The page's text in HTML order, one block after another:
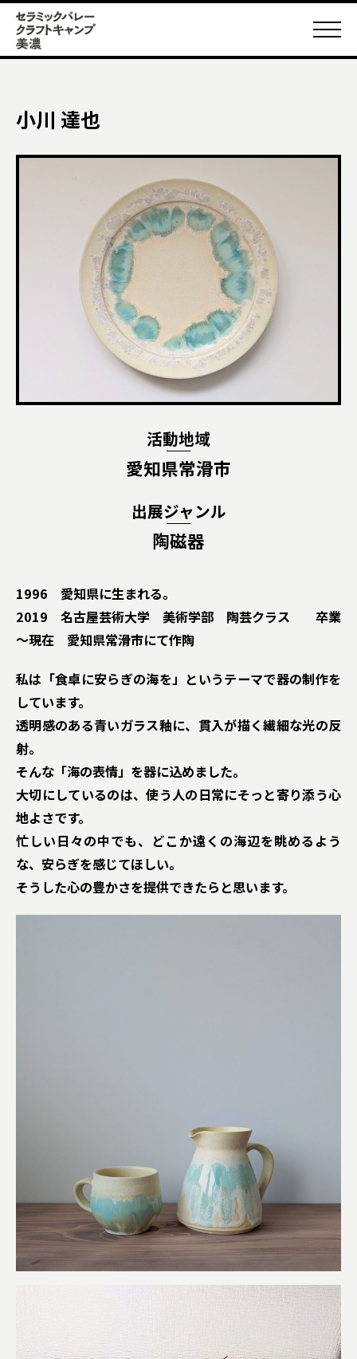
小川 達也
活動地域
愛知県常滑市
出展ジャンル
陶磁器
1996 愛知県に生まれる。
2019 名古屋芸術大学 美術学部 陶芸クラス 卒業
～現在 愛知県常滑市にて作陶
私は「食卓に安らぎの海を」というテーマで器の制作を
しています。
透明感のある青いガラス釉に、貫入が描く繊細な光の反
射。
そんな「海の表情」を器に込めました。
大切にしているのは、使う人の日常にそっと寄り添う心
地よさです。
忙しい日々の中でも、どこか遠くの海辺を眺めるよう
な、安らぎを感じてほしい。
そうした心の豊かさを提供できたらと思います。